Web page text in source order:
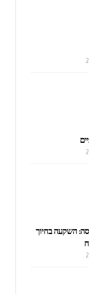
השקעה בחיוך